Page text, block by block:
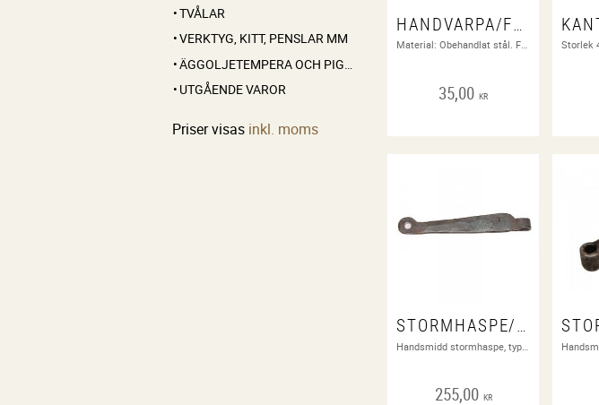
HANDVARPA/FÖNSTERHASP/ FÖNSTERLÅS
35,00 KR
STORMHASPE/ VÄDRING
255,00 KR
TVÅLAR
VERKTYG, KITT, PENSLAR MM
ÄGGOLJETEMPERA OCH PIGMENT
UTGÅENDE VAROR
Priser visas inkl. moms